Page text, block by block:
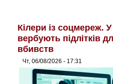
Кілери із соцмереж.
вербують підлітків
вбивств
Чт, 06/08/2026 - 17:31